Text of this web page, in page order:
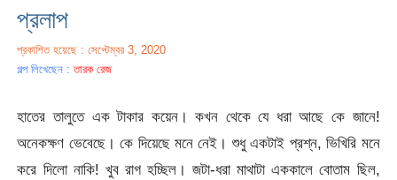
প্রলাপ
প্রকাশিত হয়েছে : সেপ্টেম্বর 3, 2020
গল্প লিখেছেন :তারক রেজ
হাতের তালুতে এক টাকার কয়েন। কখন থেকে যে ধরা আছে কে জানে!
অনেকক্ষণ ভেবেছে। কে দিয়েছে মনে নেই। শুধু একটাই প্রশ্ন, ভিখিরি মনে
করে দিলো নাকি! খুব রাগ হচ্ছিল। জটা-ধরা মাথাটা এককালে বোতাম ছিল,